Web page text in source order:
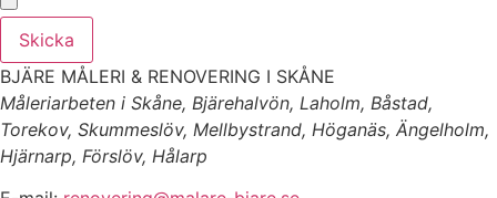
Skicka
BJÄRE MÅLERI & RENOVERING I SKÅNE
Måleriarbeten i Skåne, Bjärehalvön, Laholm, Båstad,
Torekov, Skummeslöv, Mellbystrand, Höganäs, Ängelholm,
Hjärnarp, Förslöv, Hålarp